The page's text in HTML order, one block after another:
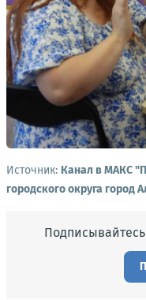
Источник: Канал в МАКС
городского округа город